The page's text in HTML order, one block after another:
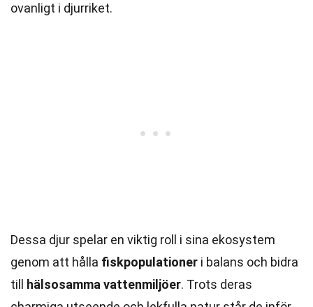
ovanligt i djurriket.
Dessa djur spelar en viktig roll i sina ekosystem
genom att hålla fiskpopulationer i balans och bidra
till
hälsosamma vattenmiljöer. Trots deras